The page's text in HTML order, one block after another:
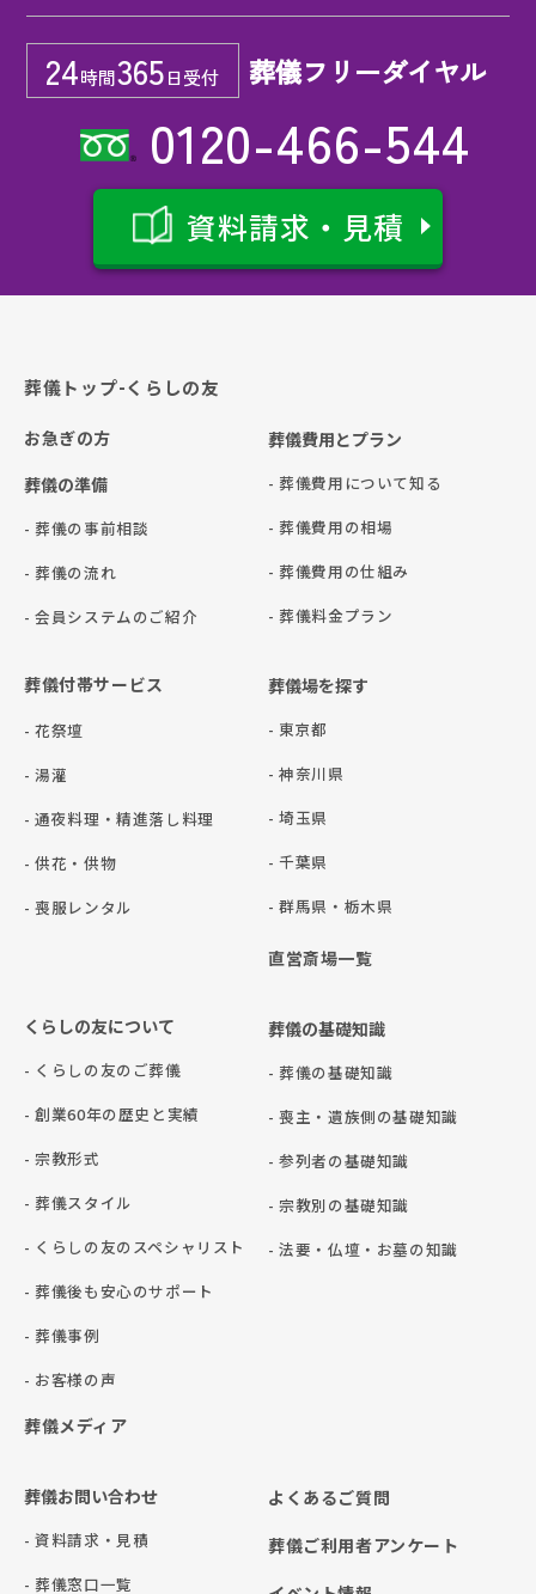
24時間365日受付 葬儀フリーダイヤル
0120-466-544
資料請求・見積
葬儀トップ-くらしの友
お急ぎの方
葬儀の準備
- 葬儀の事前相談
- 葬儀の流れ
- 会員システムのご紹介
葬儀費用とプラン
- 葬儀費用について知る
- 葬儀費用の相場
- 葬儀費用の仕組み
- 葬儀料金プラン
葬儀付帯サービス
- 花祭壇
- 湯灌
- 通夜料理・精進落し料理
- 供花・供物
- 喪服レンタル
葬儀場を探す
- 東京都
- 神奈川県
- 埼玉県
- 千葉県
- 群⾺県・栃⽊県
直営斎場一覧
くらしの友について
- くらしの友のご葬儀
- 創業60年の歴史と実績
- 宗教形式
- 葬儀スタイル
- くらしの友のスペシャリスト
- 葬儀後も安心のサポート
- 葬儀事例
- お客様の声
葬儀メディア
葬儀の基礎知識
- 葬儀の基礎知識
- 喪主・遺族側の基礎知識
- 参列者の基礎知識
- 宗教別の基礎知識
- 法要・仏壇・お墓の知識
葬儀お問い合わせ
- 資料請求・見積
- 葬儀窓口一覧
よくあるご質問
葬儀ご利用者アンケート